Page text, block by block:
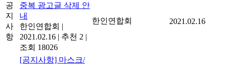
공
지
사
항
중복 광고글 삭제 안
내
한인연합회 |
2021.02.16 | 추천 2 |
조회 18026
한인연합회 2021.02.16
[공지사항] 마스크/